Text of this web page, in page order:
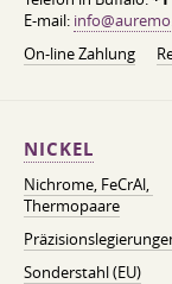
E-mail:
On-line Zahlung
NICKEL
Nichrome, FeСrAl, ​​
Thermopaare
Sonderstahl (EU)